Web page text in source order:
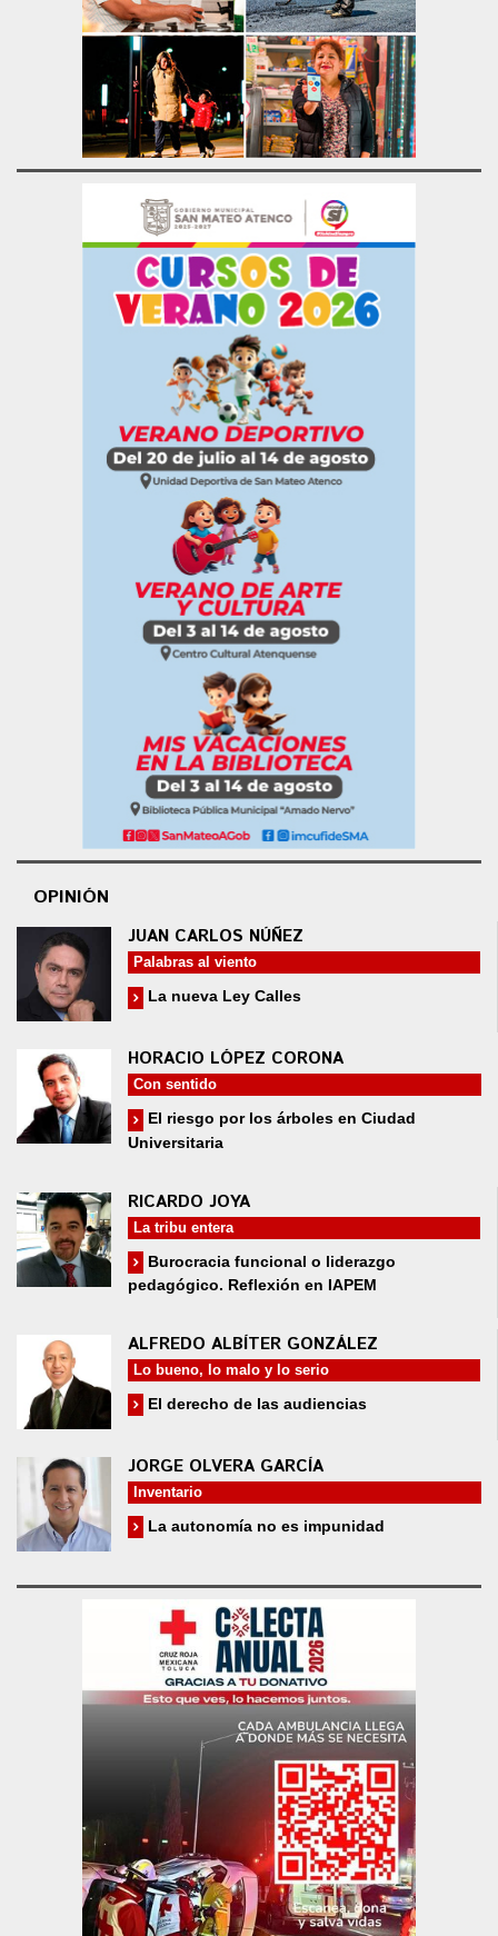
OPINIÓN
JUAN CARLOS NÚÑEZ
Palabras al viento
La nueva Ley Calles
HORACIO LÓPEZ CORONA
Con sentido
El riesgo por los árboles en Ciudad
Universitaria
RICARDO JOYA
La tribu entera
Burocracia funcional o liderazgo
pedagógico. Reflexión en IAPEM
ALFREDO ALBÍTER GONZÁLEZ
Lo bueno, lo malo y lo serio
El derecho de las audiencias
JORGE OLVERA GARCÍA
Inventario
La autonomía no es impunidad